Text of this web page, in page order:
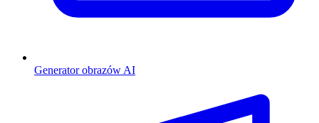
Generator obrazów AI